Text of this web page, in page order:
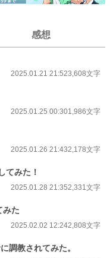
感想
2025.01.21 21:523,608文字
2025.01.25 00:301,986文字
2025.01.26 21:432,178文字
てみた！
2025.01.28 21:352,331文字
みた
2025.02.02 12:242,808文字
調教されてみた。